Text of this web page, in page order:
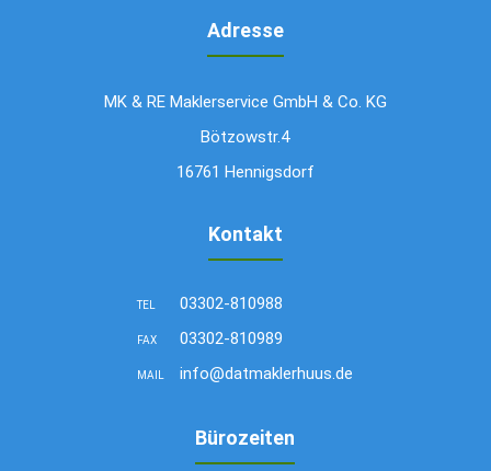
Adresse
MK & RE Maklerservice GmbH & Co. KG
Bötzowstr.4
16761 Hennigsdorf
Kontakt
TEL 03302-810988
FAX 03302-810989
MAIL info@datmaklerhuus.de
Bürozeiten